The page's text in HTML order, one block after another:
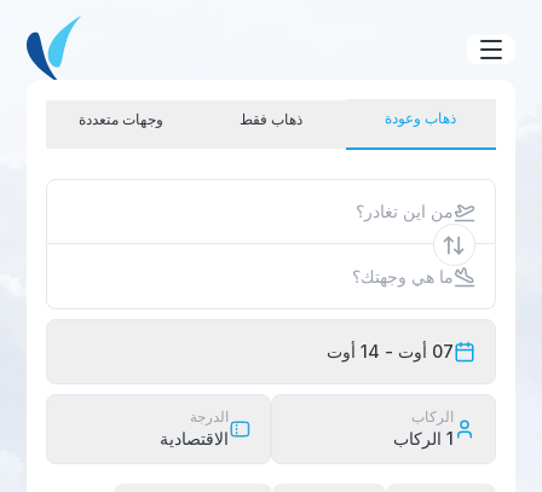
ذهاب وعودة ذهاب فقط وجهات متعددة
من اين تغادر؟
ما هي وجهتك؟
07 أوت - 14 أوت
الركاب
1 الركاب
الدرجة
الاقتصادية